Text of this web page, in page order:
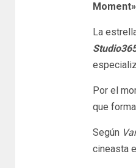
Moment»
La
Por el
que
Según
cineasta